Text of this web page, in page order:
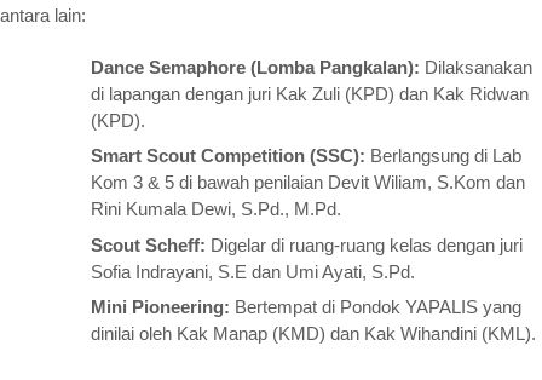
antara lain:
Dance Semaphore (Lomba Pangkalan): Dilaksanakan
di lapangan dengan juri Kak Zuli (KPD) dan Kak Ridwan
(KPD).
Smart Scout Competition (SSC): Berlangsung di Lab
Kom 3 & 5 di bawah penilaian Devit Wiliam, S.Kom dan
Rini Kumala Dewi, S.Pd., M.Pd.
Scout Scheff: Digelar di ruang-ruang kelas dengan juri
Sofia Indrayani, S.E dan Umi Ayati, S.Pd.
Mini Pioneering: Bertempat di Pondok YAPALIS yang
dinilai oleh Kak Manap (KMD) dan Kak Wihandini (KML).